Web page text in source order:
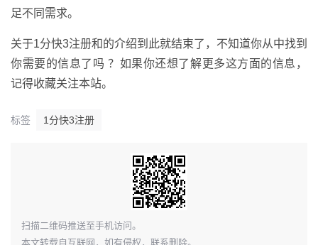
足不同需求。
关于1分快3注册和的介绍到此就结束了，不知道你从中找到
你需要的信息了吗 ？如果你还想了解更多这方面的信息，
记得收藏关注本站。
标签 1分快3注册
​扫描二维码推送至手机访问。
本文转载自互联网，如有侵权，联系删除。